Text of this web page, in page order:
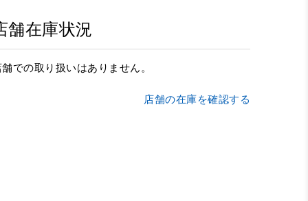
舗在庫状況
での取り扱いはありません。
店舗の在庫を確認する